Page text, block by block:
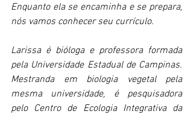
Enquanto ela se encaminha e se prepara,
nós vamos conhecer seu currículo.
Larissa é bióloga e professora formada
pela Universidade Estadual de Campinas.
Mestranda em biologia vegetal pela
mesma universidade, é pesquisadora
pelo Centro de Ecologia Integrativa da